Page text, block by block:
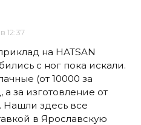
12:37
на HATSAN
с ног пока искали.
(от 10000 за
за изготовление от
Нашли здесь все
в Ярославскую